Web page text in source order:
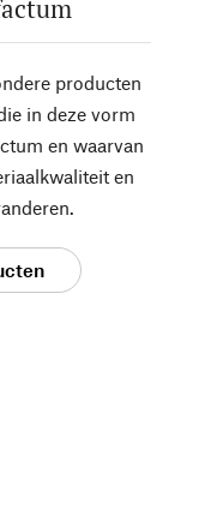
producten
in deze vorm
en waarvan
en